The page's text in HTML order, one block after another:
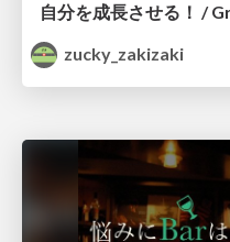
自分を成長させる！ /
zucky_zakizaki